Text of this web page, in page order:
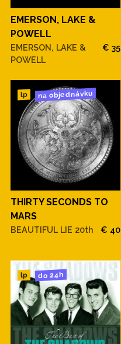
EMERSON, LAKE &
POWELL
EMERSON, LAKE &
POWELL
€ 35
lp na objednávku
THIRTY SECONDS TO
MARS
BEAUTIFUL LIE 20th € 40
lp do 24h